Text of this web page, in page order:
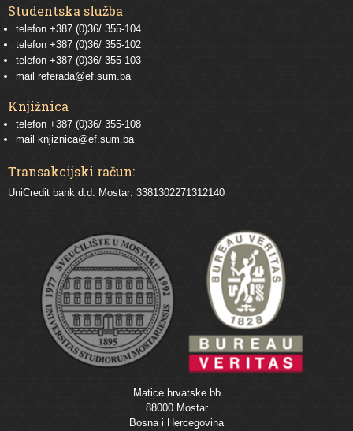
Studentska služba
telefon +387 (0)36/ 355-104
telefon +387 (0)36/ 355-102
telefon +387 (0)36/ 355-103
mail referada@ef.sum.ba
Knjižnica
telefon +387 (0)36/ 355-108
mail
knjiznica@ef.sum.ba
Transakcijski račun:
UniCredit bank d.d. Mostar: 3381302271312140
Matice hrvatske bb
88000 Mostar
Bosna i Hercegovina